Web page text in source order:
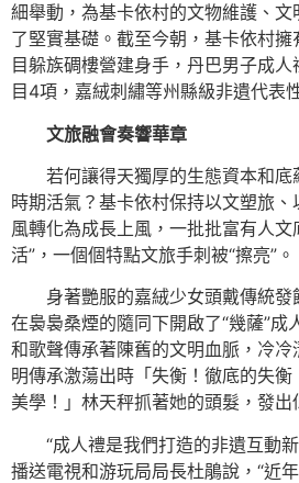
細舉動，為基卡依村的文物維護、
了堅實基礎。截至今朝，基卡依村
目躲族碉樓營建身手，丹巴男子成
目4項，嘉絨刺繡等州縣級非遺代表
文旅融會奏響華章
若何讓得天獨厚的生態資本和
時期活氣？基卡依村保持以文塑旅
風轉化為成長上風，一批批富有人文
活”，一個個特點文旅手刺被“擦亮”。
身著艷服的嘉絨少女頭戴傳統發
在裊裊桑煙的隨同下開啟了“幾薩”成
和歌聲傳承著陳舊的文明血脈，冷
明傳承激蕩出時「失衡！徹底的失
美學！」林天秤抓著她的頭髮，發出
“成人禮是我們打造的非遺互動
播送電視和游玩局局長杜鵑說，“近